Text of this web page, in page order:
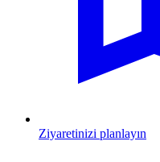
Ziyaretinizi planlayın